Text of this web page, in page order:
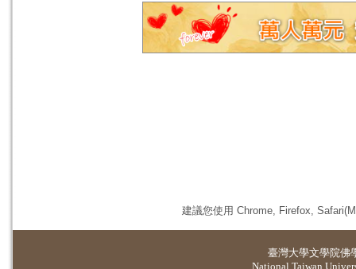
建議您使用 Chrome, Firefox,
臺灣大學文學院佛
National Taiwan